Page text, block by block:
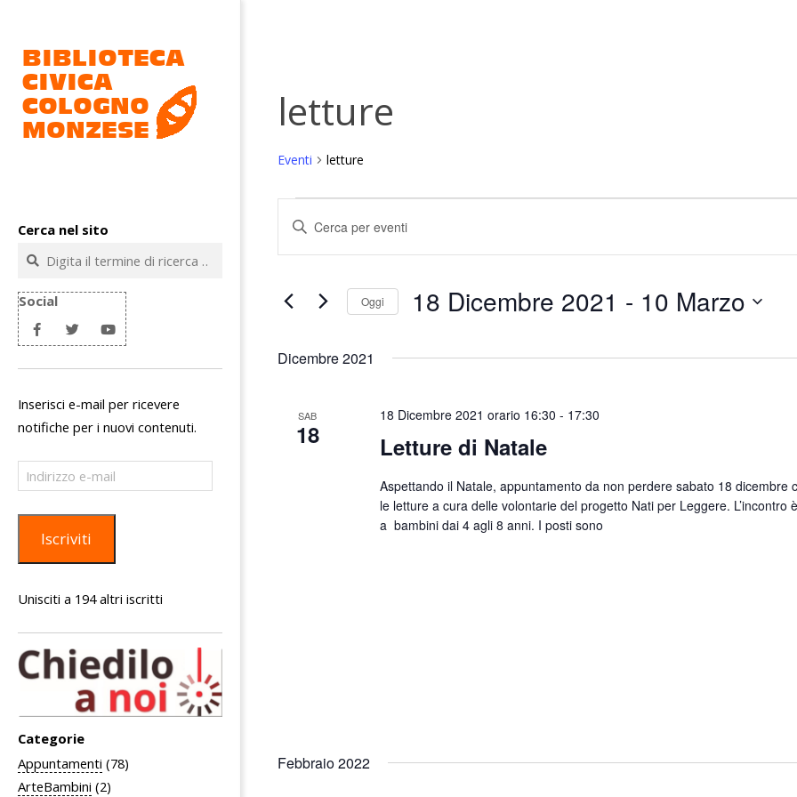
contenuto
civica
Cologno
Monzese
Cerca nel sito
Cerca
Social
Inserisci e-mail per ricevere
notifiche per i nuovi contenuti.
Indirizzo
e-
Iscriviti
Unisciti a 194 altri iscritti
Categorie
Appuntamenti (78)
ArteBambini (2)
letture
Eventi letture
e
n
R
v
Inserisci
Parola
Chiave.
Eventi
Chiave.
Oggi 18 Dicembre 2021 - 10 Marzo
Dicembre 2021
SAB
18 Letture di Natale
18 Dicembre 2021 orario 16:30 - 17:30
Aspettando il Natale, appuntamento da non perdere sabato 18 dicembre
le letture a cura delle volontarie del progetto Nati per Leggere. L’incontro
a bambini dai 4 agli 8 anni. I posti sono
Febbraio 2022